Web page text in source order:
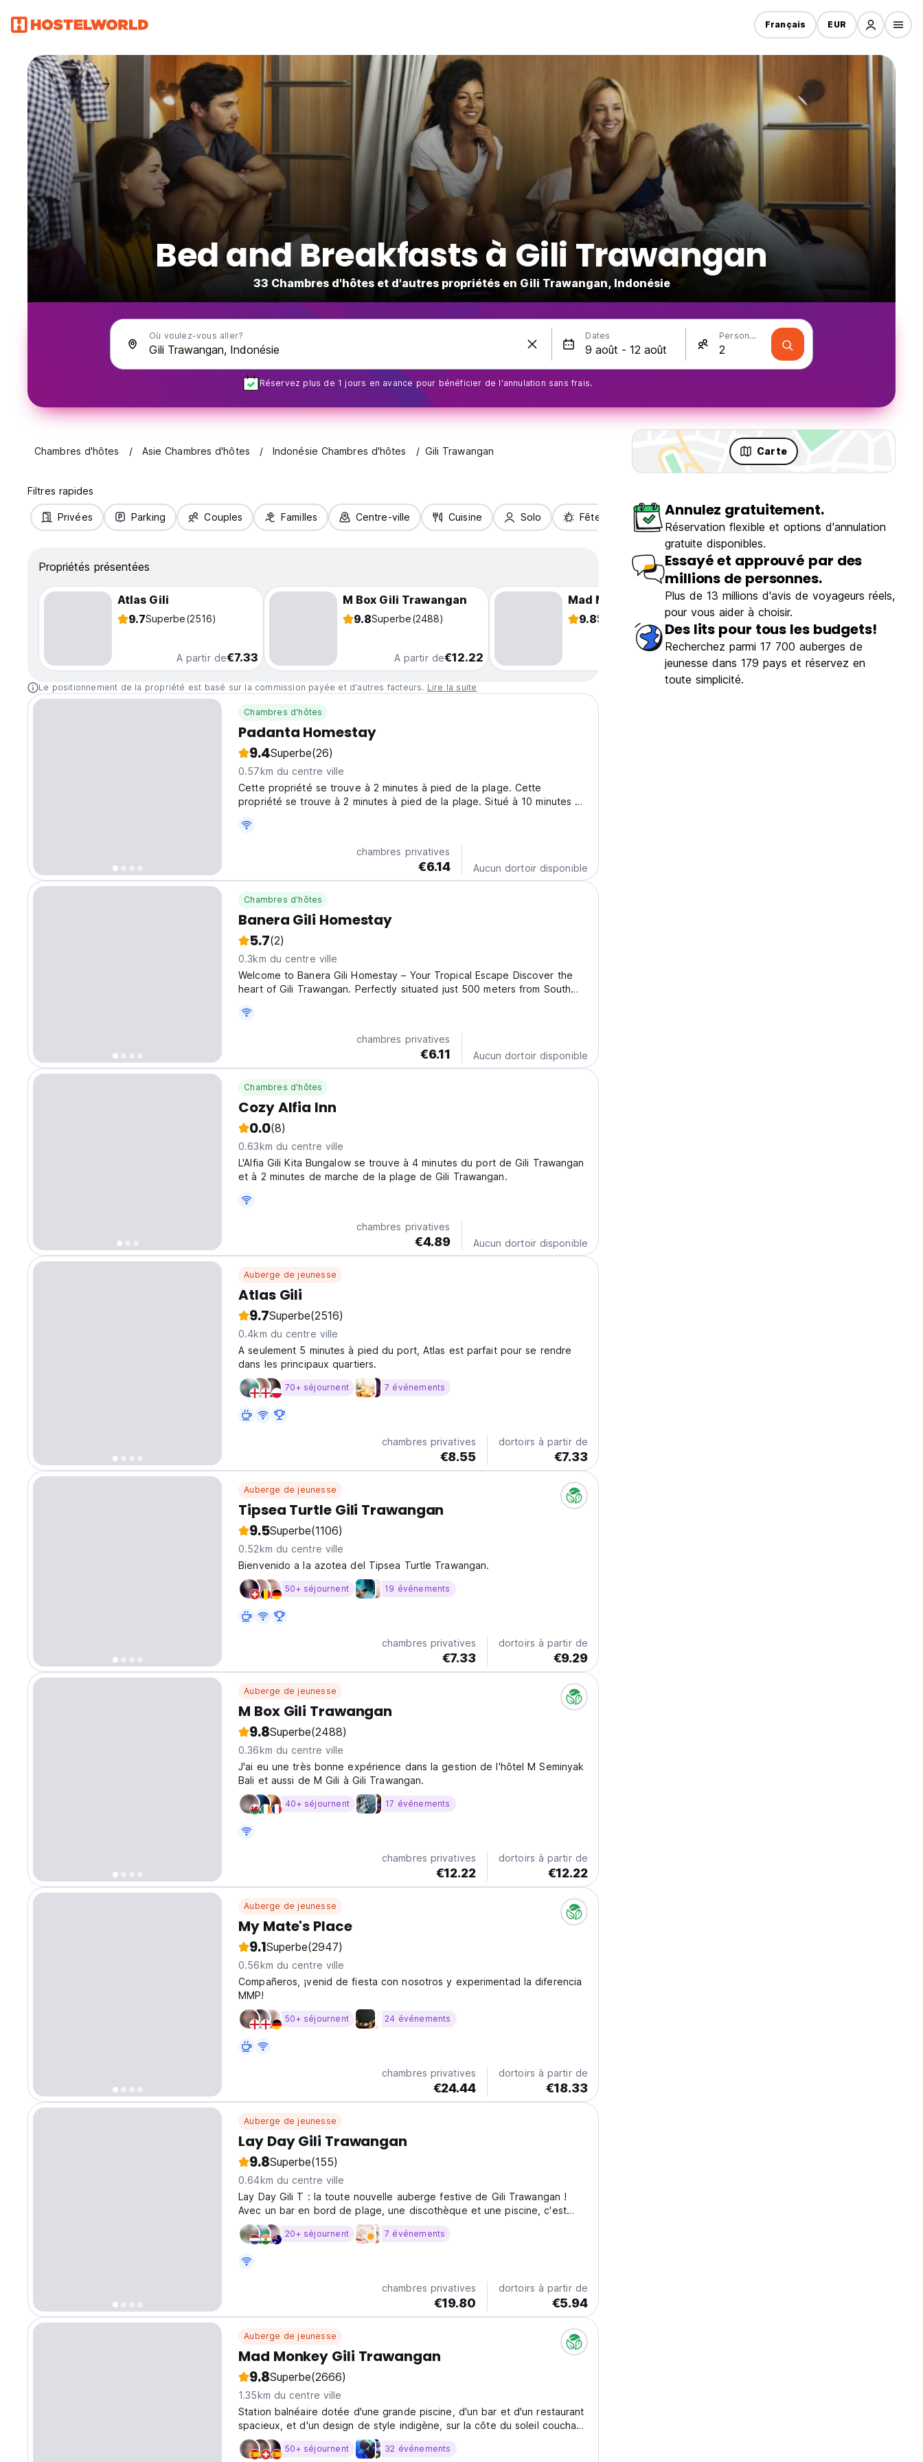
Français EUR
Bed and Breakfasts à Gili Trawangan
33 Chambres d'hôtes et d'autres propriétés en Gili Trawangan, Indonésie
Où voulez-vous aller? Dates Personnes
Réservez plus de 1 jours en avance pour bénéficier de l'annulation sans frais.
Chambres d'hôtes Asie Chambres d'hôtes Indonésie Chambres d'hôtes Gili Trawangan Carte
Filtres rapides
Privées Parking Couples Familles Centre-ville Cuisine Solo Fête
Propriétés présentées
Atlas Gili
9.7Superbe(2516)
A partir de€7.33
M Box Gili Trawangan
9.8Superbe(2488)
A partir de€12.22
Mad Monkey Gili Trawangan
9.8Superbe (2666)
A partir de €9.46
Le positionnement de la propriété est basé sur la commission payée et d'autres facteurs. Lire la suite
Chambres d'hôtes
Padanta Homestay
9.4Superbe(26)
0.57km du centre ville
Cette propriété se trouve à 2 minutes à pied de la plage. Cette
propriété se trouve à 2 minutes à pied de la plage. Situé à 10 minutes à
chambres privatives
€6.14 Aucun dortoir disponible
Chambres d'hôtes
Banera Gili Homestay
5.7(2)
0.3km du centre ville
Welcome to Banera Gili Homestay – Your Tropical Escape Discover the
heart of Gili Trawangan. Perfectly situated just 500 meters from South
Beach, Banera Gili offers the ultimate island...
chambres privatives
€6.11 Aucun dortoir disponible
Chambres d'hôtes
Cozy Alfia Inn
0.0(8)
0.63km du centre ville
L'Alfia Gili Kita Bungalow se trouve à 4 minutes du port de Gili Trawangan
et à 2 minutes de marche de la plage de Gili Trawangan.
chambres privatives
€4.89 Aucun dortoir disponible
Auberge de jeunesse
Atlas Gili
9.7Superbe(2516)
0.4km du centre ville
A seulement 5 minutes à pied du port, Atlas est parfait pour se rendre
dans les principaux quartiers.
70+ séjournent 7 événements
chambres privatives
€8.55
dortoirs à partir de
€7.33
Auberge de jeunesse
Tipsea Turtle Gili Trawangan
9.5Superbe(1106)
0.52km du centre ville
Bienvenido a la azotea del Tipsea Turtle Trawangan.
50+ séjournent 19 événements
chambres privatives
€7.33
dortoirs à partir de
€9.29
Auberge de jeunesse
M Box Gili Trawangan
9.8Superbe(2488)
0.36km du centre ville
J'ai eu une très bonne expérience dans la gestion de l'hôtel M Seminyak
Bali et aussi de M Gili à Gili Trawangan.
40+ séjournent 17 événements
chambres privatives
€12.22
dortoirs à partir de
€12.22
Auberge de jeunesse
My Mate's Place
9.1Superbe(2947)
0.56km du centre ville
Compañeros, ¡venid de fiesta con nosotros y experimentad la diferencia
MMP!
50+ séjournent 24 événements
chambres privatives
€24.44
dortoirs à partir de
€18.33
Auberge de jeunesse
Lay Day Gili Trawangan
9.8Superbe(155)
0.64km du centre ville
Lay Day Gili T : la toute nouvelle auberge festive de Gili Trawangan !
Avec un bar en bord de plage, une discothèque et une piscine, c'est
l'une des meilleures auberges pour les voyages sociaux et les nuits
inoubliables. (Auto-translated from original language)
20+ séjournent 7 événements
chambres privatives
€19.80
dortoirs à partir de
€5.94
Auberge de jeunesse
Mad Monkey Gili Trawangan
9.8Superbe(2666)
1.35km du centre ville
Station balnéaire dotée d'une grande piscine, d'un bar et d'un restaurant
spacieux, et d'un design de style indigène, sur la côte du soleil couchant
de Gili Trawangan.
50+ séjournent 32 événements
Annulez gratuitement.
Réservation flexible et options d'annulation
gratuite disponibles.
Essayé et approuvé par des
millions de personnes.
Plus de 13 millions d'avis de voyageurs réels,
pour vous aider à choisir.
Des lits pour tous les budgets!
Recherchez parmi 17 700 auberges de
jeunesse dans 179 pays et réservez en
toute simplicité.